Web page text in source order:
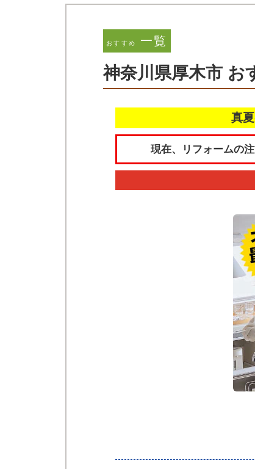
おすすめ 一覧
神奈川県厚木市 お
真
現在、リフォームの